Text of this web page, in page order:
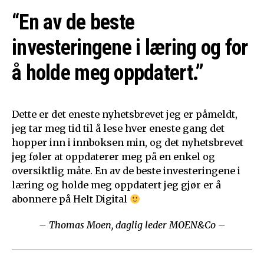
“En av de beste
investeringene i læring og for
å holde meg oppdatert.”
Dette er det eneste nyhetsbrevet jeg er påmeldt,
jeg tar meg tid til å lese hver eneste gang det
hopper inn i innboksen min, og det nyhetsbrevet
jeg føler at oppdaterer meg på en enkel og
oversiktlig måte. En av de beste investeringene i
læring og holde meg oppdatert jeg gjør er å
abonnere på Helt Digital
– Thomas Moen, daglig leder MOEN&Co –